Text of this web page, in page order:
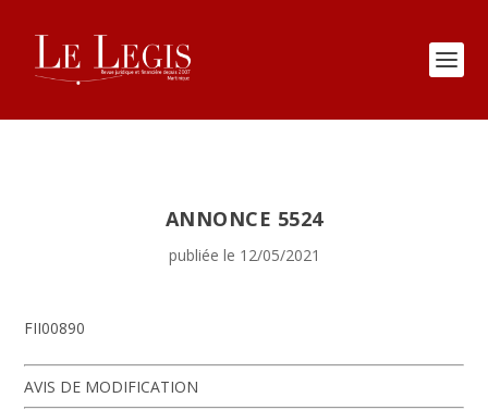
ANNONCE 5524
publiée le 12/05/2021
FII00890
AVIS DE MODIFICATION